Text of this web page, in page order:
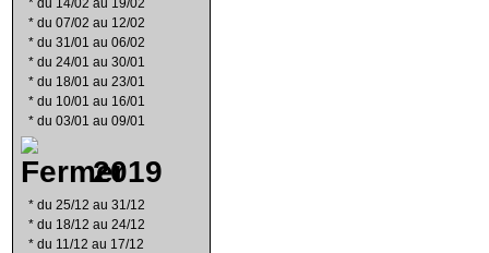
* du 14/02 au 19/02
* du 07/02 au 12/02
* du 31/01 au 06/02
* du 24/01 au 30/01
* du 18/01 au 23/01
* du 10/01 au 16/01
* du 03/01 au 09/01
2019
* du 25/12 au 31/12
* du 18/12 au 24/12
* du 11/12 au 17/12